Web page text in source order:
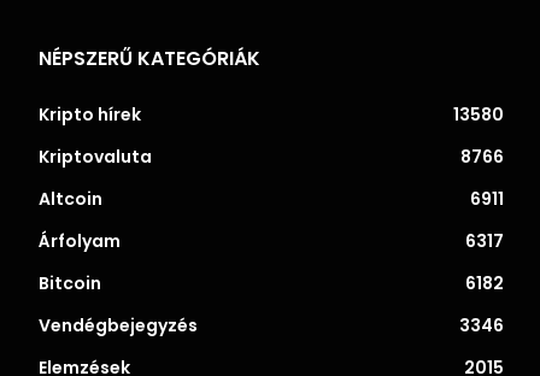
NÉPSZERŰ KATEGÓRIÁK
Kripto hírek
13580
Kriptovaluta
8766
Altcoin
6911
Árfolyam
6317
Bitcoin
6182
Vendégbejegyzés
3346
Elemzések
2015